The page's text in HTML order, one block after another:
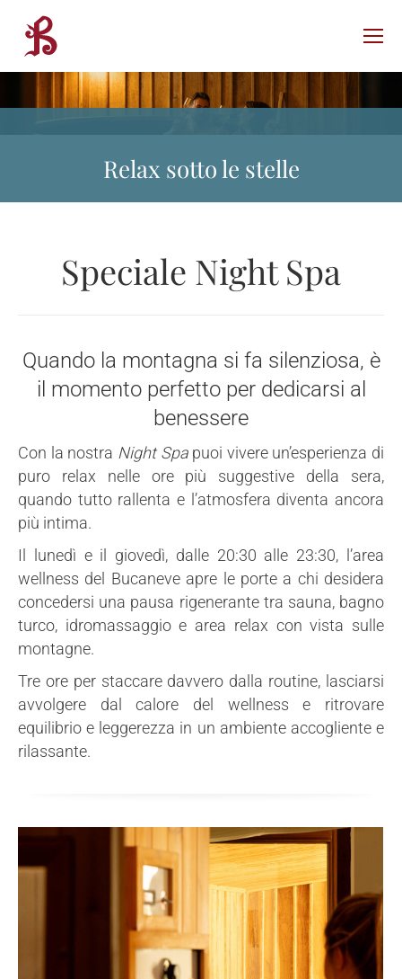
Relax sotto le stelle
Speciale Night Spa
Quando la montagna si fa silenziosa, è
il momento perfetto per dedicarsi al
benessere
Con la nostra Night Spapuoi vivere un’esperienza di
puro relax nelle ore più suggestive della sera,
quando tutto rallenta e l’atmosfera diventa ancora
più intima.
Il lunedì e il giovedì, dalle 20:30 alle 23:30, l’area
wellness del Bucaneve apre le porte a chi desidera
concedersi una pausa rigenerante tra sauna, bagno
turco, idromassaggio e area relax con vista sulle
montagne.
Tre ore per staccare davvero dalla routine, lasciarsi
avvolgere dal calore del wellness e ritrovare
equilibrio e leggerezza in un ambiente accogliente e
rilassante.